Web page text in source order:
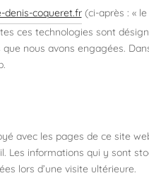
coqueret.fr(ci-après : «
ces technologies sont
nous avons engagées.
avec les pages de ce site
Les informations qui y sont
lors d’une visite ultérieure.